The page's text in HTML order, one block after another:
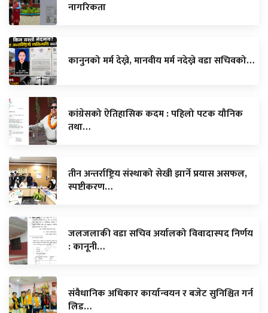
नागरिकता
कानुनको मर्म देख्ने, मानवीय मर्म नदेख्ने वडा सचिवको…
कांग्रेसको ऐतिहासिक कदम : पहिलो पटक यौनिक
तथा…
तीन अन्तर्राष्ट्रिय संस्थाको सेखी झार्ने प्रयास असफल,
स्पष्टीकरण…
जलजलाकी वडा सचिव अर्यालको विवादास्पद निर्णय
: कानूनी…
संवैधानिक अधिकार कार्यान्वयन र बजेट सुनिश्चित गर्न
लिड…